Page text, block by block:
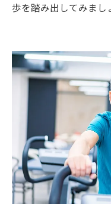
歩を踏み出してみまし